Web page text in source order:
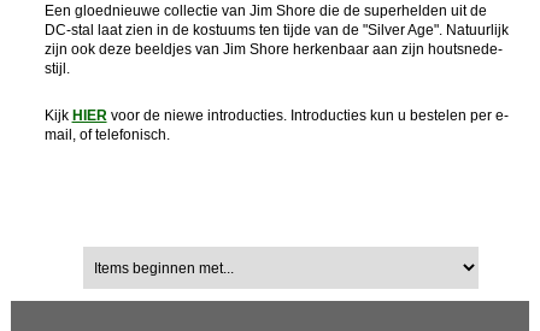
Een gloednieuwe collectie van Jim Shore die de superhelden uit de
DC-stal laat zien in de kostuums ten tijde van de "Silver Age". Natuurlijk
zijn ook deze beeldjes van Jim Shore herkenbaar aan zijn houtsnede-
stijl.
Kijk HIER voor de niewe introducties. Introducties kun u bestelen per e-
mail, of telefonisch.
Items beginnen met...